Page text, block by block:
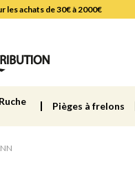
les achats de 30€ à 2000€
Pièges à frelons